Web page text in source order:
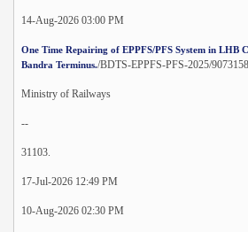
14-Aug-2026 03:00 PM
One Time Repairing of EPPFS/PFS System in LHB
Bandra Terminus./BDTS-EPPFS-PFS-2025/
Ministry of Railways
--
31103.
17-Jul-2026 12:49 PM
10-Aug-2026 02:30 PM